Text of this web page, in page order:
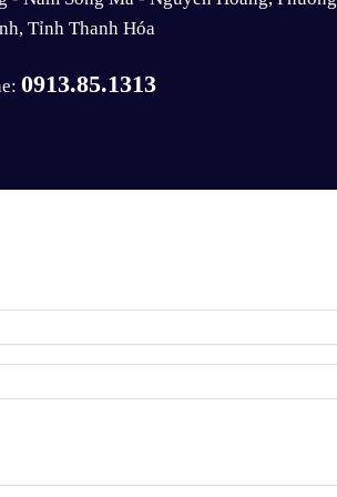
Tỉnh Thanh Hóa
0913.85.1313